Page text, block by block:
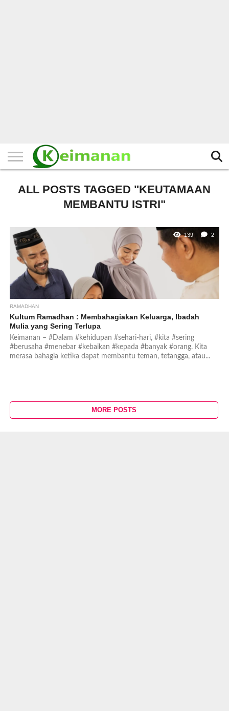
ALL POSTS TAGGED "KEUTAMAAN
MEMBANTU ISTRI"
139 2
RAMADHAN
Kultum Ramadhan : Membahagiakan Keluarga, Ibadah
Mulia yang Sering Terlupa
Keimanan – #Dalam #kehidupan #sehari-hari, #kita #sering
#berusaha #menebar #kebaikan #kepada #banyak #orang. Kita
merasa bahagia ketika dapat membantu teman, tetangga, atau...
MORE POSTS